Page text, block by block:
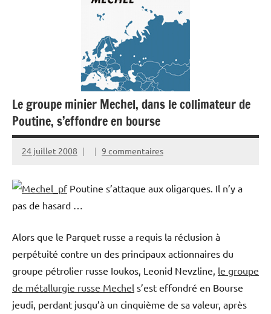
Le groupe minier Mechel, dans le collimateur de
Poutine, s’effondre en bourse
24 juillet 2008 9 commentaires
Poutine s’attaque aux oligarques. Il n’y a
pas de hasard …
Alors que le Parquet russe a requis la réclusion à
perpétuité contre un des principaux actionnaires du
groupe pétrolier russe Ioukos, Leonid Nevzline, le groupe
de métallurgie russe Mechel s’est effondré en Bourse
jeudi, perdant jusqu’à un cinquième de sa valeur, après